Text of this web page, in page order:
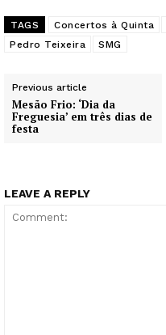
TAGS Concertos à Quinta
Pedro Teixeira
SMG
Previous article
Mesão Frio: ‘Dia da
Freguesia’ em três dias de
festa
LEAVE A REPLY